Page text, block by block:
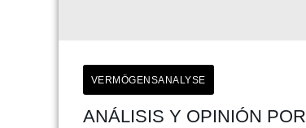
VERMÖGENSANALYSE
ANÁLISIS Y OPINIÓN POR